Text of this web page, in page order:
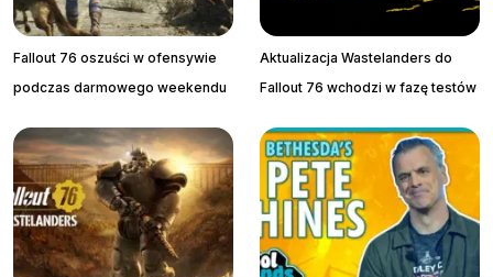
Fallout 76 oszuści w ofensywie
podczas darmowego weekendu
Aktualizacja Wastelanders do
Fallout 76 wchodzi w fazę testów